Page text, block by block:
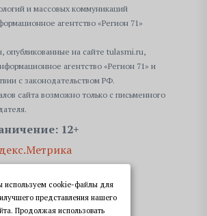
и массовых коммуникаций
агентство «Регион 71»
опубликованные на сайте tulasmi.ru,
агентство «Регион 71» и
с законодательством РФ.
сайта возможно только с письменного
12+
используем cookie-файлы для
представления нашего
Продолжая использовать